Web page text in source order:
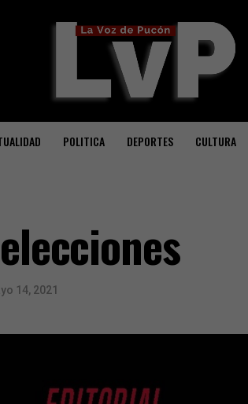
POLITICA DEPORTES CULTURA
14, 2021